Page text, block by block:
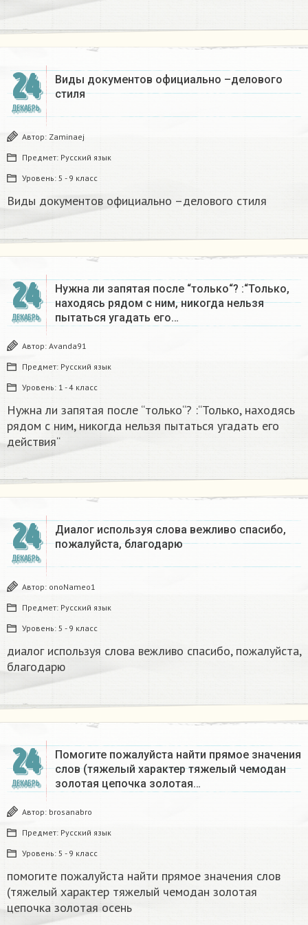
24
ДЕКАБРЬ
Виды документов официально –делового
стиля
Автор: Zaminaej
Предмет: Русский язык
Уровень: 5 - 9 класс
Виды документов официально –делового стиля
24
ДЕКАБРЬ
Нужна ли запятая после “только“? :“Только,
находясь рядом с ним, никогда нельзя
пытаться угадать его…
Автор: Avanda91
Предмет: Русский язык
Уровень: 1 - 4 класс
Нужна ли запятая после “только“? :“Только, находясь
рядом с ним, никогда нельзя пытаться угадать его
действия“
24
ДЕКАБРЬ
Диалог используя слова вежливо спасибо,
пожалуйста, благодарю
Автор: onoNameo1
Предмет: Русский язык
Уровень: 5 - 9 класс
диалог используя слова вежливо спасибо, пожалуйста,
благодарю
24
ДЕКАБРЬ
Помогите пожалуйста найти прямое значения
слов (тяжелый характер тяжелый чемодан
золотая цепочка золотая…
Автор: brosanabro
Предмет: Русский язык
Уровень: 5 - 9 класс
помогите пожалуйста найти прямое значения слов
(тяжелый характер тяжелый чемодан золотая
цепочка золотая осень